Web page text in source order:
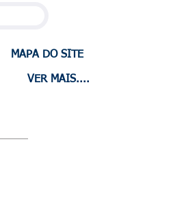
MAPA DO SITE
VER MAIS....